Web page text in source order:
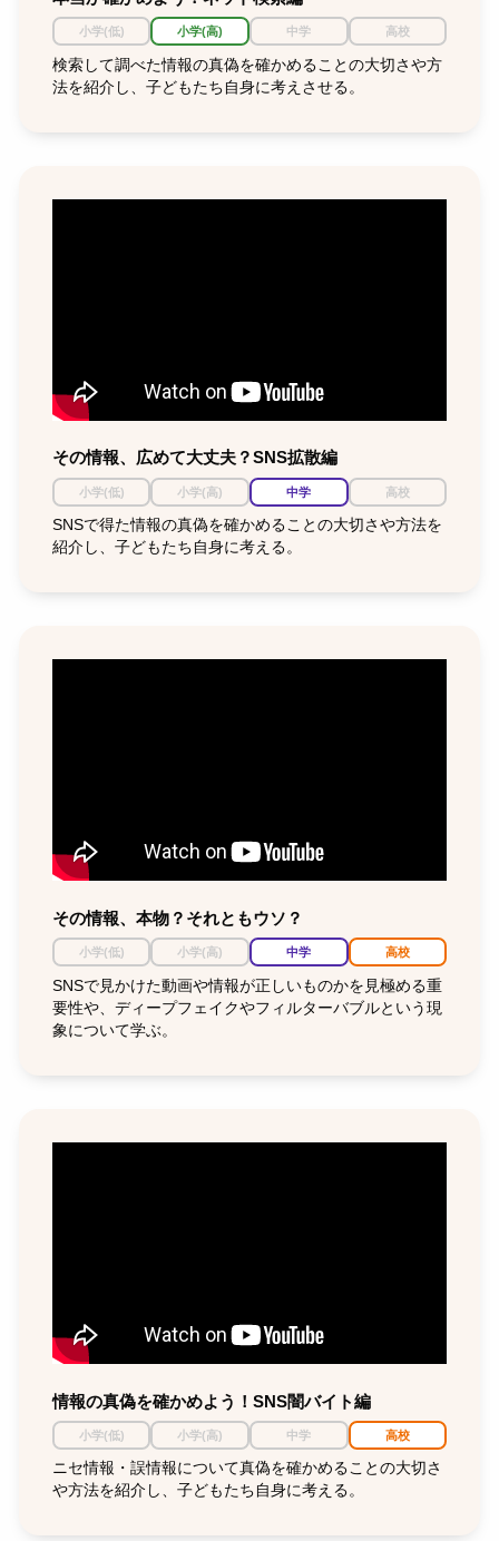
小学(低) 小学(高) 中学 高校
検索して調べた情報の真偽を確かめることの大切さや方
法を紹介し、子どもたち自身に考えさせる。
その情報、広めて大丈夫？SNS拡散編
小学(低) 小学(高) 中学 高校
SNSで得た情報の真偽を確かめることの大切さや方法を
紹介し、子どもたち自身に考える。
その情報、本物？それともウソ？
小学(低) 小学(高) 中学 高校
SNSで見かけた動画や情報が正しいものかを見極める重
要性や、ディープフェイクやフィルターバブルという現
象について学ぶ。
情報の真偽を確かめよう！SNS闇バイト編
小学(低) 小学(高) 中学 高校
ニセ情報・誤情報について真偽を確かめることの大切さ
や方法を紹介し、子どもたち自身に考える。